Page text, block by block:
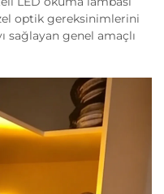
optik gereksinimlerini
sağlayan genel amaçlı